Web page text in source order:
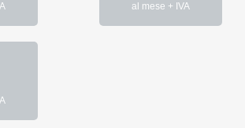
al mese + IVA